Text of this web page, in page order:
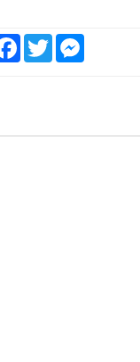
Facebook
TwitterMessenger